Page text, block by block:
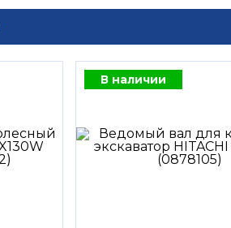
В наличии